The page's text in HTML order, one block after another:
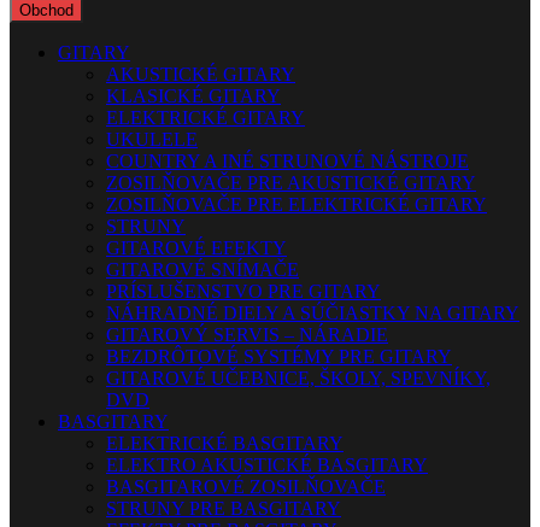
Obchod
GITARY
AKUSTICKÉ GITARY
KLASICKÉ GITARY
ELEKTRICKÉ GITARY
UKULELE
COUNTRY A INÉ STRUNOVÉ NÁSTROJE
ZOSILŇOVAČE PRE AKUSTICKÉ GITARY
ZOSILŇOVAČE PRE ELEKTRICKÉ GITARY
STRUNY
GITAROVÉ EFEKTY
GITAROVÉ SNÍMAČE
PRÍSLUŠENSTVO PRE GITARY
NÁHRADNÉ DIELY A SÚČIASTKY NA GITARY
GITAROVÝ SERVIS – NÁRADIE
BEZDRÔTOVÉ SYSTÉMY PRE GITARY
GITAROVÉ UČEBNICE, ŠKOLY, SPEVNÍKY,
DVD
BASGITARY
ELEKTRICKÉ BASGITARY
ELEKTRO AKUSTICKÉ BASGITARY
BASGITAROVÉ ZOSILŇOVAČE
STRUNY PRE BASGITARY